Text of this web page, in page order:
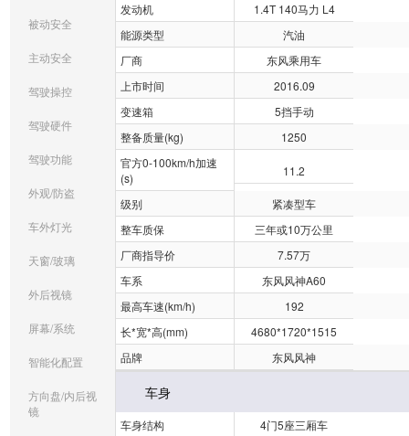
被动安全
主动安全
驾驶操控
驾驶硬件
驾驶功能
外观/防盗
车外灯光
天窗/玻璃
外后视镜
屏幕/系统
智能化配置
方向盘/内后视
镜
发动机
1.4T 140马力 L4
能源类型
汽油
厂商
东风乘用车
上市时间
2016.09
变速箱
5挡手动
整备质量(kg)
1250
官方0-100km/h加速
(s)
11.2
级别
紧凑型车
整车质保
三年或10万公里
厂商指导价
7.57万
车系
东风风神A60
最高车速(km/h)
192
长*宽*高(mm)
4680*1720*1515
品牌
东风风神
车身
车身结构
4门5座三厢车